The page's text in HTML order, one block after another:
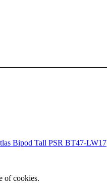
Bipod Tall PSR BT47-LW17
of cookies.